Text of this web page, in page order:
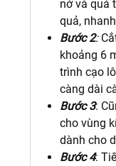
nở và quá
quả,
Bước 2:
khoảng 6
trình cạo
càng dài
Bước 3:
cho vùng
dành cho
Bước 4: